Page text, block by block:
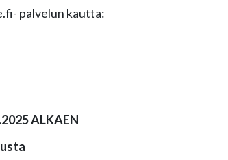
palvelun kautta:
ALKAEN